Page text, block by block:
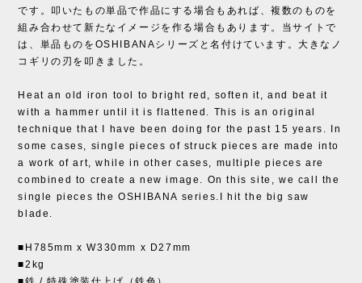
です。叩いたもの単品で作品にする場合もあれば、複数のものを
組み合わせて新たなイメージを作る場合もあります。当サイトで
は、単品ものをOSHIBANAシリーズと名付けています。大きなノ
コギリの刃を叩きました。
Heat an old iron tool to bright red, soften it, and beat it
with a hammer until it is flattened. This is an original
technique that I have been doing for the past 15 years. In
some cases, single pieces of struck pieces are made into
a work of art, while in other cases, multiple pieces are
combined to create a new image. On this site, we call the
single pieces the OSHIBANA series.I hit the big saw
blade.
■H785mm x W330mm x D27mm
■2kg